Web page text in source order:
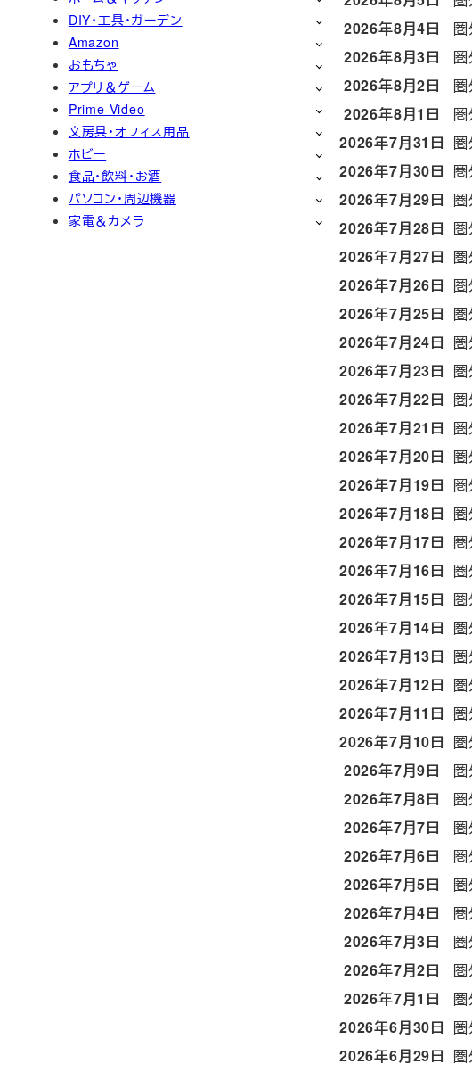
2026年8月4日
圏
2026年8月3日
圏
2026年8月2日
圏
2026年8月1日
圏
2026年7月31日 圏
2026年7月30日 圏
2026年7月29日 圏
2026年7月28日 圏
2026年7月27日 圏
2026年7月26日 圏
2026年7月25日 圏
2026年7月24日 圏
2026年7月23日 圏
2026年7月22日 圏
2026年7月21日 圏
2026年7月20日 圏
2026年7月19日 圏
2026年7月18日 圏
2026年7月17日 圏
2026年7月16日 圏
2026年7月15日 圏
2026年7月14日 圏
2026年7月13日 圏
2026年7月12日 圏
2026年7月11日 圏
2026年7月10日 圏
2026年7月9日
圏
2026年7月8日
圏
2026年7月7日
圏
2026年7月6日
圏
2026年7月5日
圏
2026年7月4日
圏
2026年7月3日
圏
2026年7月2日
圏
2026年7月1日
圏
2026年6月30日 圏
2026年6月29日 圏
DIY・工具・ガーデン
Amazon
おもちゃ
アプリ＆ゲーム
Prime Video
文房具・オフィス用品
ホビー
食品・飲料・お酒
パソコン・周辺機器
家電＆カメラ